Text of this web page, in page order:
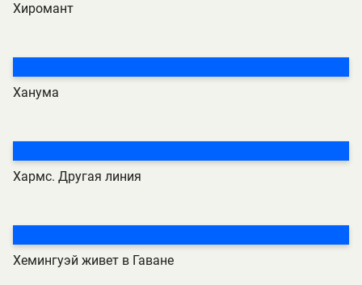
Хиромант
Ханума
Хармс. Другая линия
Хемингуэй живет в Гаване